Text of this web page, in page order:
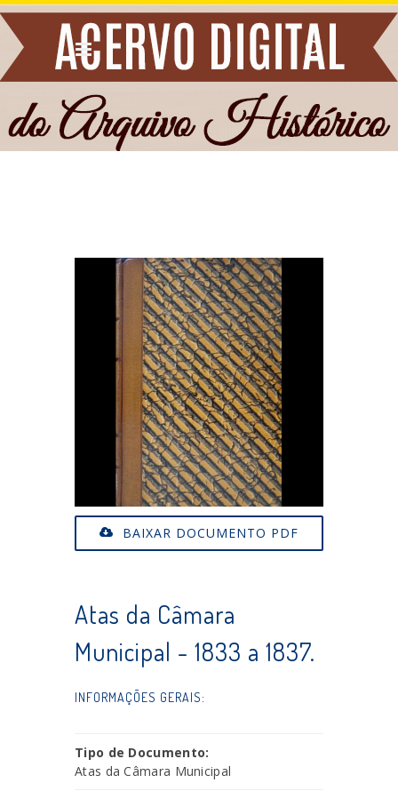
BAIXAR DOCUMENTO PDF
Atas da Câmara
Municipal - 1833 a 1837.
INFORMAÇÕES GERAIS:
Tipo de Documento:
Atas da Câmara Municipal